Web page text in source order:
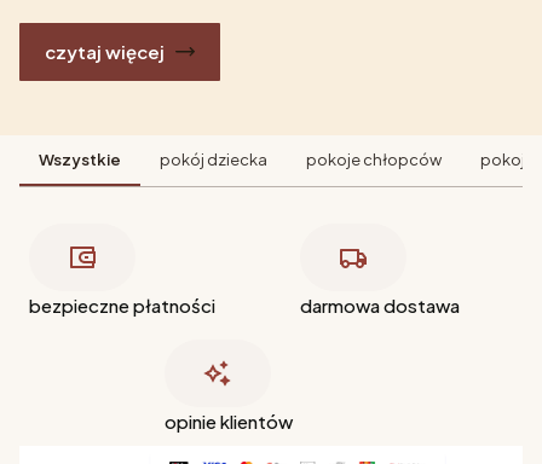
czytaj więcej
Wszystkie pokój dziecka pokoje chłopców pokoje
bezpieczne płatności darmowa dostawa
opinie klientów